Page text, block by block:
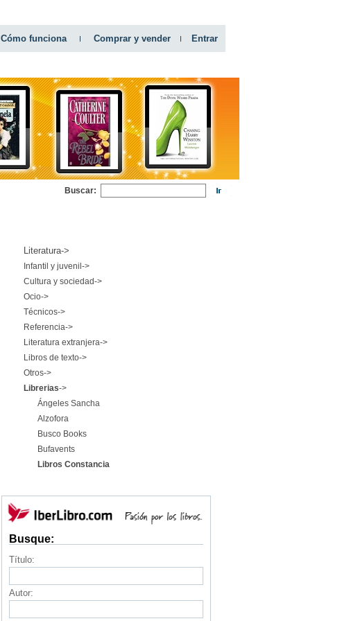
Cómo funciona Comprar y vender Entrar
Buscar:
Literatura->
Infantil y juvenil->
Cultura y sociedad->
Ocio->
Técnicos->
Referencia->
Literatura extranjera->
Libros de texto->
Otros->
Librerias->
Ángeles Sancha
Alzofora
Busco Books
Bufavents
Libros Constancia
Busque:
Título:
Autor: